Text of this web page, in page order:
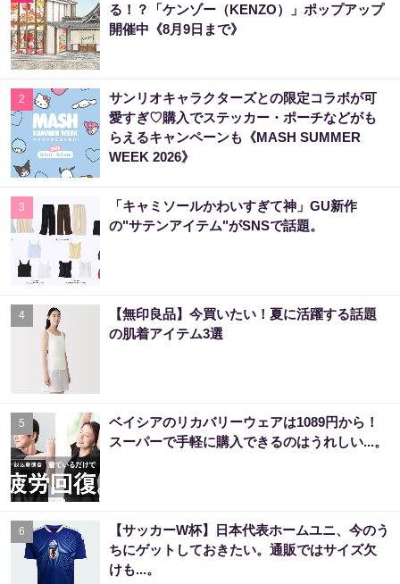
る！？「ケンゾー（KENZO）」ポップアップ
開催中《8月9日まで》
2
サンリオキャラクターズとの限定コラボが可
愛すぎ♡購入でステッカー・ポーチなどがも
らえるキャンペーンも《MASH SUMMER
WEEK 2026》
3
「キャミソールかわいすぎて神」GU新作
の"サテンアイテム"がSNSで話題。
4
【無印良品】今買いたい！夏に活躍する話題
の肌着アイテム3選
5
ベイシアのリカバリーウェアは1089円から！
スーパーで手軽に購入できるのはうれしい...。
6
【サッカーW杯】日本代表ホームユニ、今のう
ちにゲットしておきたい。通販ではサイズ欠
けも...。